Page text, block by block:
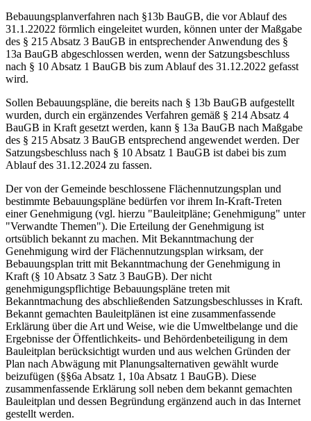
Bebauungsplanverfahren nach §13b BauGB, die vor Ablauf des
31.1.22022 förmlich eingeleitet wurden, können unter der Maßgabe
des § 215 Absatz 3 BauGB in entsprechender Anwendung des §
13a BauGB abgeschlossen werden, wenn der Satzungsbeschluss
nach § 10 Absatz 1 BauGB bis zum Ablauf des 31.12.2022 gefasst
wird.
Sollen Bebauungspläne, die bereits nach § 13b BauGB aufgestellt
wurden, durch ein ergänzendes Verfahren gemäß § 214 Absatz 4
BauGB in Kraft gesetzt werden, kann § 13a BauGB nach Maßgabe
des § 215 Absatz 3 BauGB entsprechend angewendet werden. Der
Satzungsbeschluss nach § 10 Absatz 1 BauGB ist dabei bis zum
Ablauf des 31.12.2024 zu fassen.
Der von der Gemeinde beschlossene Flächennutzungsplan und
bestimmte Bebauungspläne bedürfen vor ihrem In-Kraft-Treten
einer Genehmigung (vgl. hierzu "Bauleitpläne; Genehmigung" unter
"Verwandte Themen"). Die Erteilung der Genehmigung ist
ortsüblich bekannt zu machen. Mit Bekanntmachung der
Genehmigung wird der Flächennutzungsplan wirksam, der
Bebauungsplan tritt mit Bekanntmachung der Genehmigung in
Kraft (§ 10 Absatz 3 Satz 3 BauGB). Der nicht
genehmigungspflichtige Bebauungspläne treten mit
Bekanntmachung des abschließenden Satzungsbeschlusses in Kraft.
Bekannt gemachten Bauleitplänen ist eine zusammenfassende
Erklärung über die Art und Weise, wie die Umweltbelange und die
Ergebnisse der Öffentlichkeits- und Behördenbeteiligung in dem
Bauleitplan berücksichtigt wurden und aus welchen Gründen der
Plan nach Abwägung mit Planungsalternativen gewählt wurde
beizufügen (§§6a Absatz 1, 10a Absatz 1 BauGB). Diese
zusammenfassende Erklärung soll neben dem bekannt gemachten
Bauleitplan und dessen Begründung ergänzend auch in das Internet
gestellt werden.